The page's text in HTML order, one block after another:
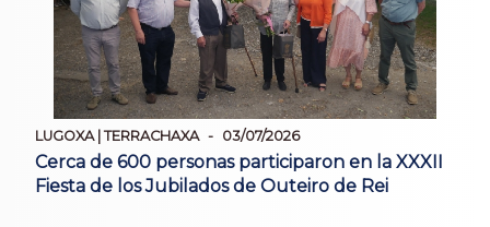
LUGOXA | TERRACHAXA 03/07/2026
Cerca de 600 personas participaron en la XXXII
Fiesta de los Jubilados de Outeiro de Rei